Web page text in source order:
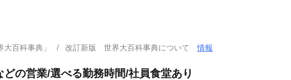
百科事典」 改訂新版 世界大百科事典について情報
の営業/選べる勤務時間/社員食堂あり